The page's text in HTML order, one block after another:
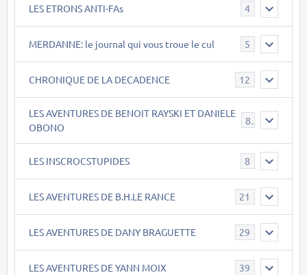
LES ETRONS ANTI-FAs 4
MERDANNE: le journal qui vous troue le cul 5
CHRONIQUE DE LA DECADENCE 12
LES AVENTURES DE BENOIT RAYSKI ET DANIELE
OBONO
8
LES INSCROCSTUPIDES 8
LES AVENTURES DE B.H.LE RANCE 21
LES AVENTURES DE DANY BRAGUETTE 29
LES AVENTURES DE YANN MOIX 39